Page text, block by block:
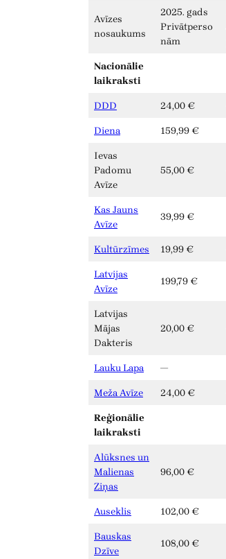
Avīzes
nosaukums
2025. gads
Privātperso
nām
Nacionālie
laikraksti
DDD 24,00 €
Diena 159,99 €
Ievas
Padomu
Avīze
55,00 €
Kas Jauns
Avīze
39,99 €
Kultūrzīmes 19,99 €
Latvijas
Avīze
199,79 €
Latvijas
Mājas
Dakteris
20,00 €
Lauku Lapa —
Meža Avīze 24,00 €
Reģionālie
laikraksti
Alūksnes un
Malienas
Ziņas
96,00 €
Auseklis 102,00 €
Bauskas
Dzīve
108,00 €